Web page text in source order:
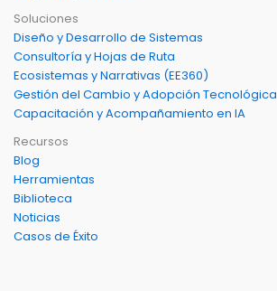
Soluciones
Diseño y Desarrollo de Sistemas
Consultoría y Hojas de Ruta
Ecosistemas y Narrativas (EE360)
Gestión del Cambio y Adopción Tecnológica
Capacitación y Acompañamiento en IA
Recursos
Blog
Herramientas
Biblioteca
Noticias
Casos de Éxito